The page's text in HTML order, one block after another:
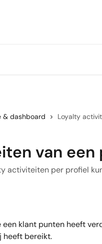
& dashboard Loyalty
van een
activiteiten per profiel
klant punten heeft
heeft bereikt.